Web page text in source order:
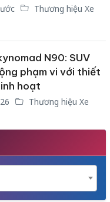
Thương hiệu Xe
N90: SUV
phạm vi với thiết
hoạt
Thương hiệu Xe